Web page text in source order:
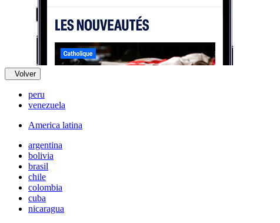
Volver
peru
venezuela
America latina
argentina
bolivia
brasil
chile
colombia
cuba
nicaragua